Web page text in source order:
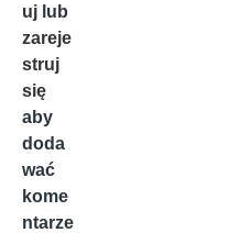
uj lub
zareje
struj
się
aby
doda
wać
kome
ntarze